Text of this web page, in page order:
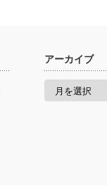
アーカイブ
ア